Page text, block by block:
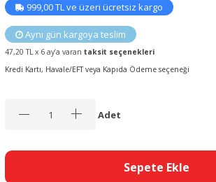
999,00 TL ve üzeri ücretsiz kargo
Aynı gün kargoya teslim
47,20 TL x 6 ay’a varan taksit seçenekleri
Kredi Kartı, Havale/EFT veya Kapıda Ödeme seçeneği
Adet
Sepete Ekle